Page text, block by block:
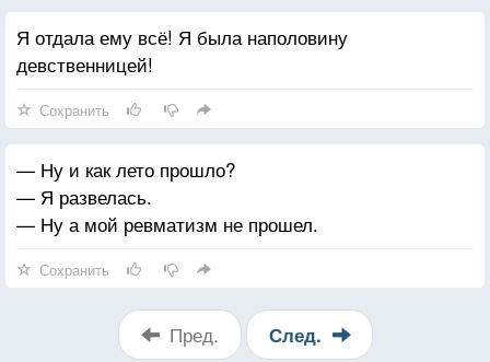
Я отдала ему всё! Я была наполовину
девственницей!
Сохранить
— Ну и как лето прошло?
— Я развелась.
— Ну а мой ревматизм не прошел.
Сохранить
Пред. След.